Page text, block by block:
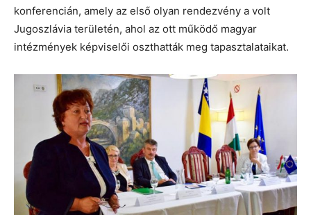
konferencián, amely az első olyan rendezvény a volt
Jugoszlávia területén, ahol az ott működő magyar
intézmények képviselői oszthatták meg tapasztalataikat.